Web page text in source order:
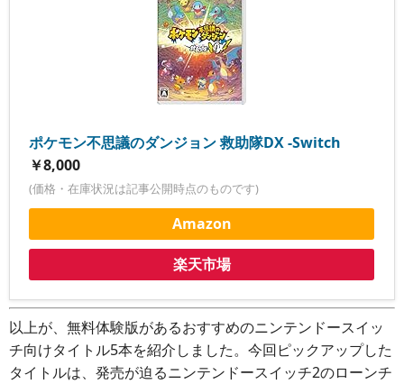
ポケモン不思議のダンジョン 救助隊DX -Switch
￥8,000
(価格・在庫状況は記事公開時点のものです)
Amazon
楽天市場
以上が、無料体験版があるおすすめのニンテンドースイッ
チ向けタイトル5本を紹介しました。今回ピックアップした
タイトルは、発売が迫るニンテンドースイッチ2のローンチ